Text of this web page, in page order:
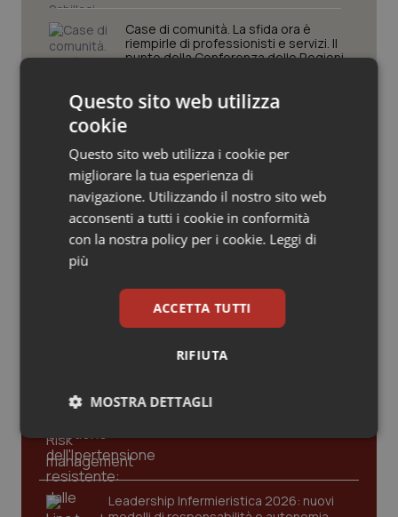
Toscana
Valle D’Aosta
Veneto
Obesità
Oncodermatologia
Oncoematologia
Oncologia & Nutrizione
Psoriasi & pelle
Quotidiano Cardiologia
Quotidiano Chirurgia
Quotidiano Oncologia
Quotidiano Pediatria
Rene & patologie urogenitali
Case di comunità. La sfida ora è
riempirle di professionisti e servizi. Il
punto della Conferenza delle Regioni
San Raffaele di Milano. Ispezioni e
criticità riscontrate, stop al
Ultime analisi e review da QS Pro
Cloud sanitario: infrastrutture,
Leadership Infermieristica 2026: nuovi
Questo sito web utilizza
cookie
Questo sito web utilizza i cookie per
migliorare la tua esperienza di
navigazione. Utilizzando il nostro sito web
acconsenti a tutti i cookie in conformità
con la nostra policy per i cookie. Leggi di
più
ACCETTA TUTTI
RIFIUTA
MOSTRA DETTAGLI
Necessari Statistici Marketing